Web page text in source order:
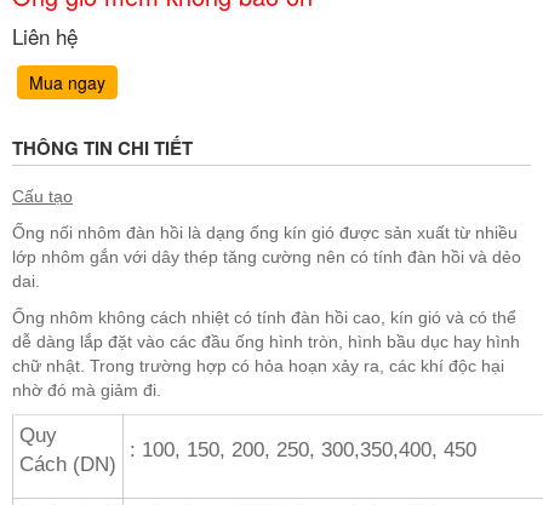
Liên hệ
Mua ngay
THÔNG TIN CHI TIẾT
Cấu tạo
Ống nối nhôm đàn hồi là dạng ống kín gió được sản xuất từ nhiều
lớp nhôm gắn với dây thép tăng cường nên có tính đàn hồi và dẻo
dai.
Ống nhôm không cách nhiệt có tính đàn hồi cao, kín gió và có thể
dễ dàng lắp đặt vào các đầu ống hình tròn, hình bầu dục hay hình
chữ nhật. Trong trường hợp có hỏa hoạn xảy ra, các khí độc hại
nhờ đó mà giảm đi.
Quy
Cách (DN)
: 100, 150, 200, 250, 300,350,400, 450